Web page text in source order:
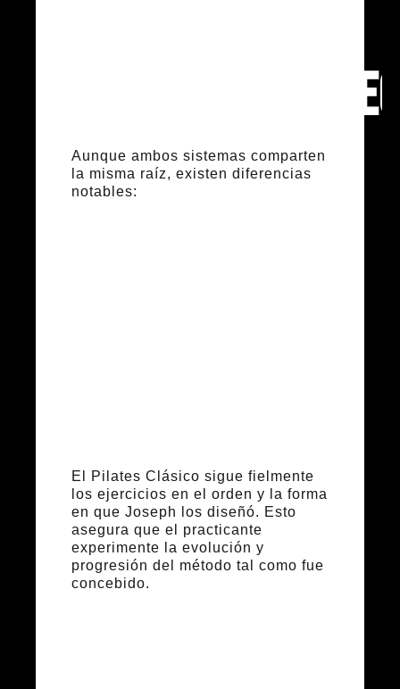
Aunque ambos sistemas comparten
la misma raíz, existen diferencias
notables:
El Pilates Clásico sigue fielmente
los ejercicios en el orden y la forma
en que Joseph los diseñó. Esto
asegura que el practicante
experimente la evolución y
progresión del método tal como fue
concebido.